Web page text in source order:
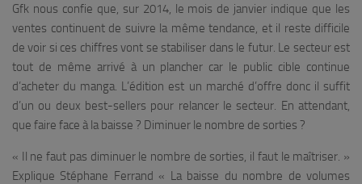
Gfk nous confie que, sur 2014, le mois de janvier indique que les
ventes continuent de suivre la même tendance, et il reste difficile
de voir si ces chiffres vont se stabiliser dans le futur. Le secteur est
tout de même arrivé à un plancher car le public cible continue
d’acheter du manga. L’édition est un marché d’offre donc il suffit
d’un ou deux best-sellers pour relancer le secteur. En attendant,
que faire face à la baisse ? Diminuer le nombre de sorties ?
« Il ne faut pas diminuer le nombre de sorties, il faut le maîtriser. »
Explique Stéphane Ferrand « La baisse du nombre de volumes